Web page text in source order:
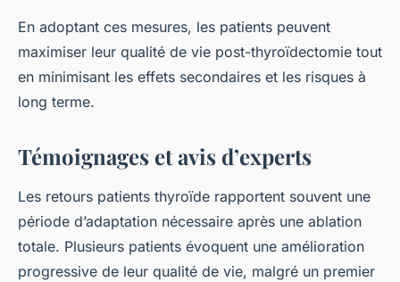
En adoptant ces mesures, les patients peuvent
maximiser leur qualité de vie post-thyroïdectomie tout
en minimisant les effets secondaires et les risques à
long terme.
Témoignages et avis d’experts
Les retours patients thyroïde rapportent souvent une
période d’adaptation nécessaire après une ablation
totale. Plusieurs patients évoquent une amélioration
progressive de leur qualité de vie, malgré un premier